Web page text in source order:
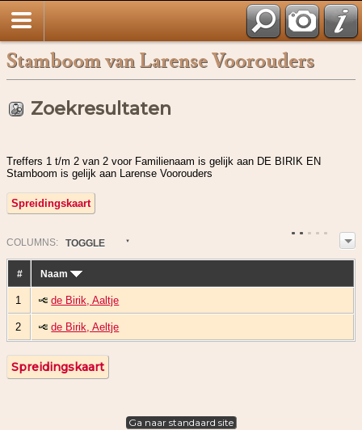
Stamboom van Larense Voorouders
Zoekresultaten
Treffers 1 t/m 2 van 2 voor Familienaam is gelijk aan DE BIRIK EN
Stamboom is gelijk aan Larense Voorouders
Spreidingskaart
COLUMN S: TOGGLE
# Naam
1 de Birik, Aaltje
2 de Birik, Aeltje
Spreidingskaart
Ga naar standaard site